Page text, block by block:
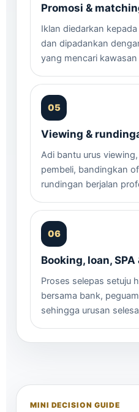
Promosi &
Iklan diedarkan
dan dipadankan
yang mencari
Viewing &
Adi bantu urus
pembeli, bandingkan
rundingan berjalan
Booking, loan,
Proses selepas setuju
bersama bank,
sehingga urusan
MINI DECISION GUIDE